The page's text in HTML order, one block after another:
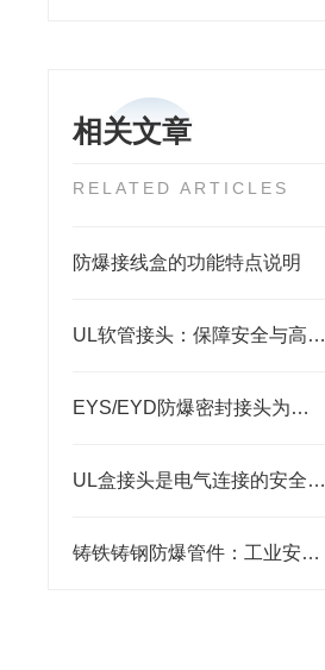
相关文章
RELATED ARTICLES
防爆接线盒的功能特点说明
UL软管接头：保障安全与高效的关键连接件
EYS/EYD防爆密封接头为易爆环境筑牢安全防线
UL盒接头是电气连接的安全守护者
铸铁铸钢防爆管件：工业安全的坚固防线